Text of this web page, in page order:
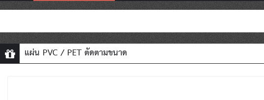
แผ่น PVC / PET ตัดตามขนาด